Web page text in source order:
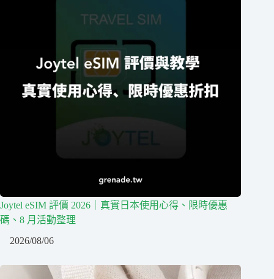
Joytel eSIM 評價 2026｜真實日本使用心得、限時優惠
碼、8 月活動整理
2026/08/06